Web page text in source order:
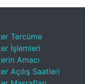
Tercüme
İşlemleri
Amacı
Açılış Saatleri